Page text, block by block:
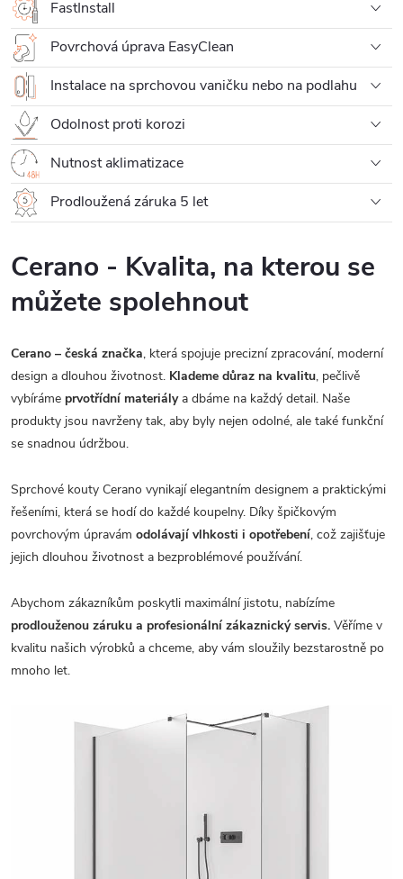
FastInstall
Povrchová úprava EasyClean
Instalace na sprchovou vaničku nebo na podlahu
Odolnost proti korozi
Nutnost aklimatizace
Prodloužená záruka 5 let
Cerano - Kvalita, na kterou se
můžete spolehnout
Cerano – česká značka, která spojuje precizní zpracování, moderní
design a dlouhou životnost. Klademe důraz na kvalitu, pečlivě
vybíráme prvotřídní materiálya dbáme na každý detail. Naše
produkty jsou navrženy tak, aby byly nejen odolné, ale také funkční
se snadnou údržbou.
Sprchové kouty Cerano vynikají elegantním designem a praktickými
řešeními, která se hodí do každé koupelny. Díky špičkovým
povrchovým úpravám odolávají vlhkosti i opotřebení, což zajišťuje
jejich dlouhou životnost a bezproblémové používání.
Abychom zákazníkům poskytli maximální jistotu, nabízíme
prodlouženou záruku a profesionální zákaznický servis. Věříme v
kvalitu našich výrobků a chceme, aby vám sloužily bezstarostně po
mnoho let.